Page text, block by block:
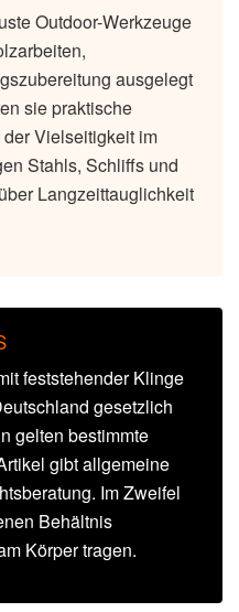
Outdoor-Werkzeuge
ausgelegt
sie praktische
Vielseitigkeit im
Stahls, Schliffs und
Langzeittauglichkeit
feststehender Klinge
gesetzlich
gelten bestimmte
gibt allgemeine
Im Zweifel
Behältnis
Körper tragen.